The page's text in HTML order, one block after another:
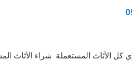
الأثاث المستعملة شراء الأثاث